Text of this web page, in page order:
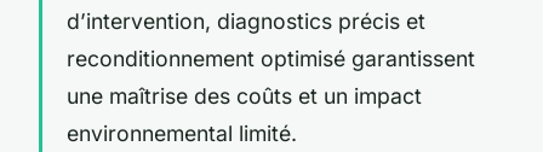
d’intervention, diagnostics précis et
reconditionnement optimisé garantissent
une maîtrise des coûts et un impact
environnemental limité.